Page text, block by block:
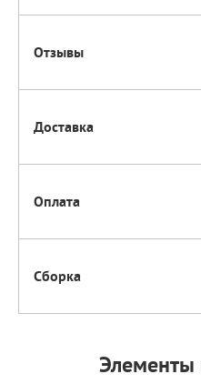
Отзывы
Доставка
Оплата
Сборка
Элементы